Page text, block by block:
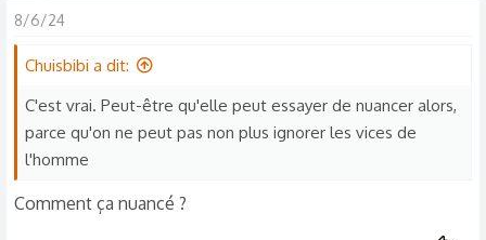
8/6/24
Chuisbibi a dit:
C'est vrai. Peut-être qu'elle peut essayer de nuancer alors,
parce qu'on ne peut pas non plus ignorer les vices de
l'homme
Comment ça nuancé ?